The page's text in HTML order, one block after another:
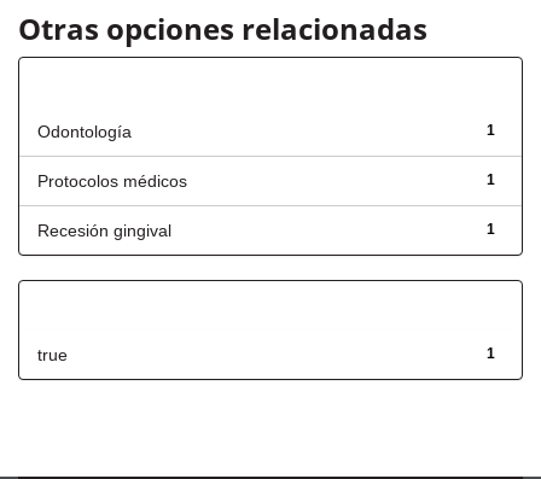
Otras opciones relacionadas
1
Odontología
1
Protocolos médicos
1
Recesión gingival
1
true